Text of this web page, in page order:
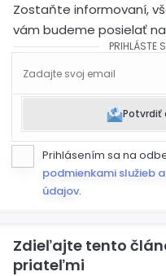
Zostaňte informovaní,
vám budeme posielať
PRIHLÁSTE
Potvrdiť
Prihlásením sa na
podmienkami služieb
údajov.
Zdieľajte tento
priateľmi